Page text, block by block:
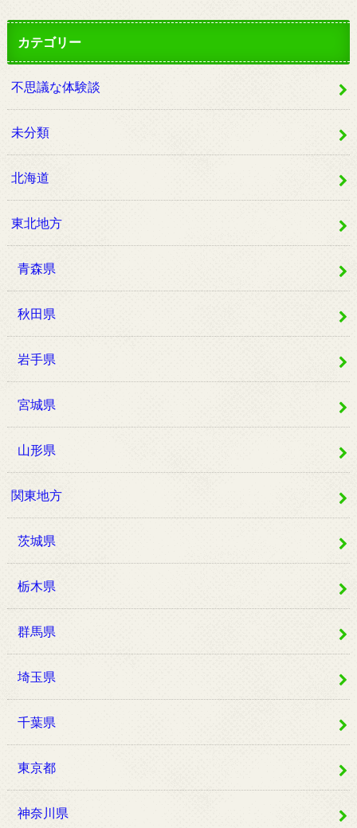
カテゴリー
不思議な体験談
未分類
北海道
東北地方
青森県
秋田県
岩手県
宮城県
山形県
関東地方
茨城県
栃木県
群馬県
埼玉県
千葉県
東京都
神奈川県